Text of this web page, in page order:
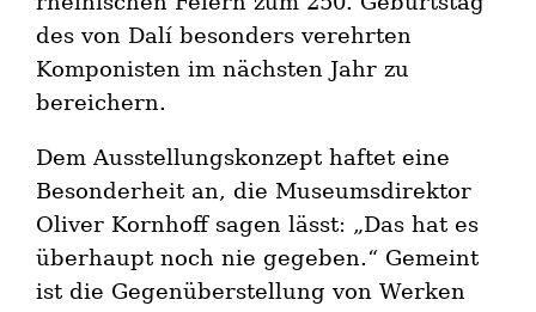
des von Dalí besonders verehrten
Komponisten im nächsten Jahr zu
bereichern.
Dem Ausstellungskonzept haftet eine
Besonderheit an, die Museumsdirektor
Oliver Kornhoff sagen lässt: „Das hat es
überhaupt noch nie gegeben.“ Gemeint
ist die Gegenüberstellung von Werken